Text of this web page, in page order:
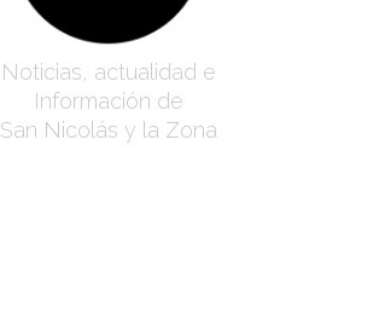
Noticias, actualidad e
Información de
San Nicolás y la Zona